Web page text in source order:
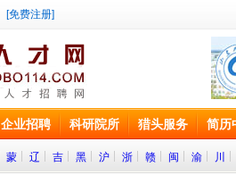
[免费注册]
企业招聘 科研院所 猎头服务 简历
蒙 辽 吉 黑 沪 浙 赣 闽 渝 川